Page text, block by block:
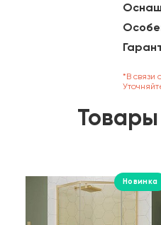
*В связи
Новинка